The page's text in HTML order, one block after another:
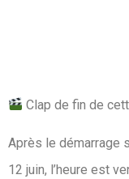
Clap de fin de
Après le démarrage
12 juin, l’heure est